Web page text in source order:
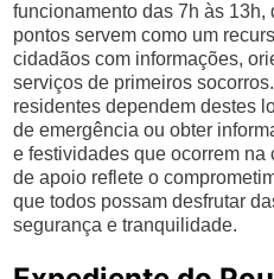
funcionamento das 7h às
pontos servem como um
cidadãos com informações,
serviços de primeiros
residentes dependem destes
de emergência ou obter
e festividades que ocorrem
de apoio reflete o
que todos possam desfrutar
segurança e tranquilidade.